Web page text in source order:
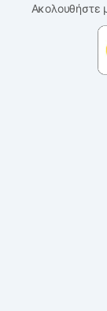
Ακολουθήστε